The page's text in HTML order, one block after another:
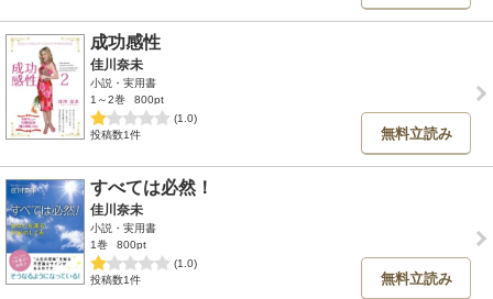
成功感性
佳川奈未
小説・実用書
1～2巻
800pt
(1.0)
投稿数1件
無料立読み
すべては必然！
佳川奈未
小説・実用書
1巻
800pt
(1.0)
投稿数1件
無料立読み